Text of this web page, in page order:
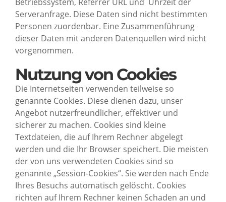
Serveranfrage. Diese Daten sind nicht bestimmten
Personen zuordenbar. Eine Zusammenführung
dieser Daten mit anderen Datenquellen wird nicht
vorgenommen.
Nutzung von Cookies
Die Internetseiten verwenden teilweise so
genannte Cookies. Diese dienen dazu, unser
Angebot nutzerfreundlicher, effektiver und
sicherer zu machen. Cookies sind kleine
Textdateien, die auf Ihrem Rechner abgelegt
werden und die Ihr Browser speichert. Die meisten
der von uns verwendeten Cookies sind so
genannte „Session-Cookies“. Sie werden nach Ende
Ihres Besuchs automatisch gelöscht. Cookies
richten auf Ihrem Rechner keinen Schaden an und